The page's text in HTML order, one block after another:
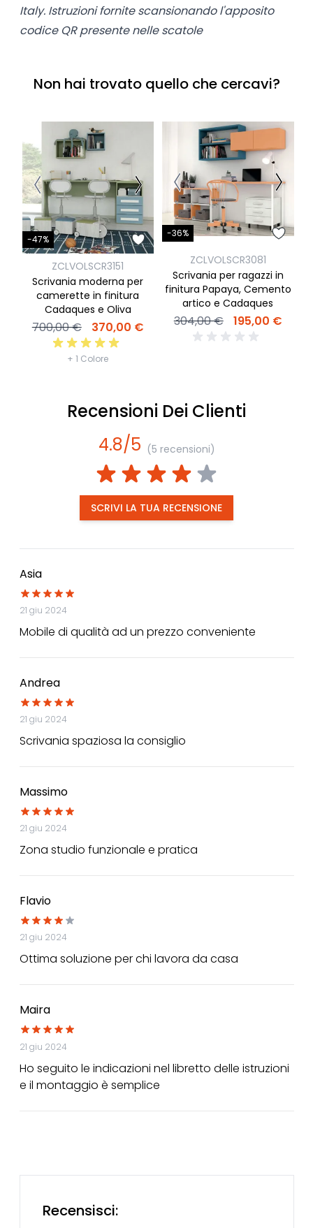
Italy. Istruzioni fornite scansionando l'apposito
codice QR presente nelle scatole
Non hai trovato quello che cercavi?
-47%
ZCLVOLSCR3151
Scrivania moderna per
camerette in finitura
Cadaques e Oliva
700,00 € 370,00 €
+ 1 Colore
-36%
ZCLVOLSCR3081
Scrivania per ragazzi in
finitura Papaya, Cemento
artico e Cadaques
304,00 € 195,00 €
Recensioni Dei Clienti
4.8/5 (5 recensioni)
SCRIVI LA TUA RECENSIONE
Asia
21 giu 2024
Mobile di qualità ad un prezzo conveniente
Andrea
21 giu 2024
Scrivania spaziosa la consiglio
Massimo
21 giu 2024
Zona studio funzionale e pratica
Flavio
21 giu 2024
Ottima soluzione per chi lavora da casa
Maira
21 giu 2024
Ho seguito le indicazioni nel libretto delle istruzioni
e il montaggio è semplice
Recensisci: